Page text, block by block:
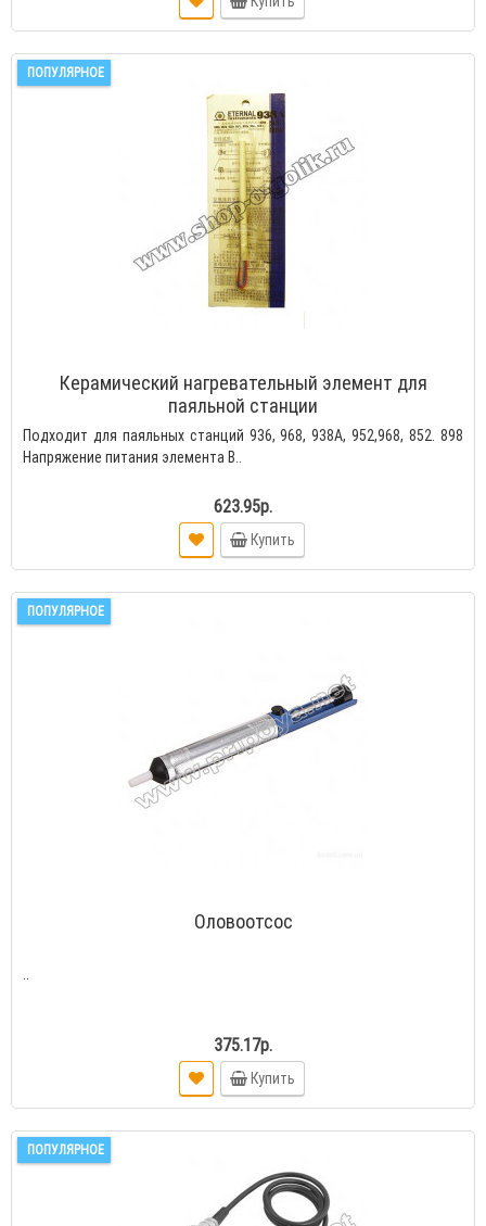
ПОПУЛЯРНОЕ
Керамический нагревательный элемент для
паяльной станции
Подходит для паяльных станций 936, 968, 938A, 952,968, 852. 898
Напряжение питания элемента В..
623.95р.
Купить
ПОПУЛЯРНОЕ
Оловоотсос
..
375.17р.
Купить
ПОПУЛЯРНОЕ